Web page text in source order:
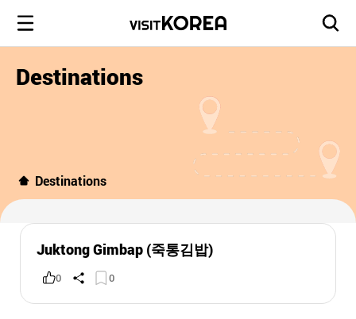
Destinations
Destinations
Juktong Gimbap (죽통김밥)
0 0